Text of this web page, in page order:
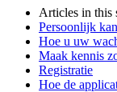
Articles in this
Persoonlijk
Hoe u uw
Maak kennis
Registratie
Hoe de